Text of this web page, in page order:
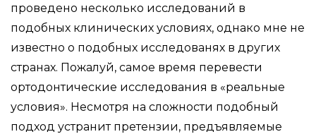
проведено несколько исследований в
подобных клинических условиях, однако мне не
известно о подобных исследованях в других
странах. Пожалуй, самое время перевести
ортодонтические исследования в «реальные
условия». Несмотря на сложности подобный
подход устранит претензии, предъявляемые